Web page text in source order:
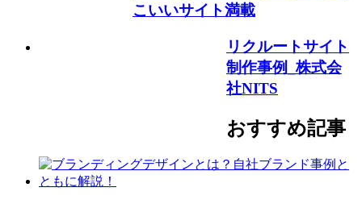
こいいサイト満載
リクルートサイト
制作事例_株式会
社NITS
おすすめ記事